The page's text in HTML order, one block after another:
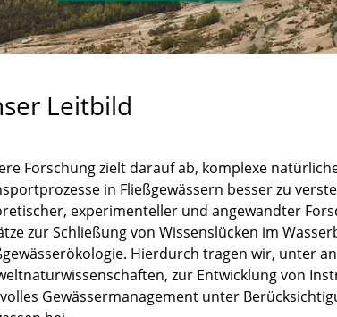
Leitbild
Forschung zielt darauf ab, komplexe
in Fließgewässern besser zu
experimenteller und angewandter
zur Schließung von Wissenslücken im
Hierdurch tragen wir, unter
zur Entwicklung von
Gewässermanagement unter